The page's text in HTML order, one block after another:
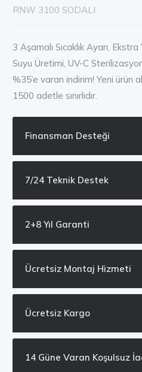
RNW 3100 SODALI
3 Aşamalı Sıcaklık Ayarı,
Suyu Üretimi, UV-C
%35’e varan indirim! Yeni ürün
1500 adetle sınırlıdır.
Finansman Desteği
7/24 Teknik Destek
2+8 Yıl Garanti
Ücretsiz Montaj Hizmeti
Ücretsiz Kargo
14 Güne Varan Koşulsuz